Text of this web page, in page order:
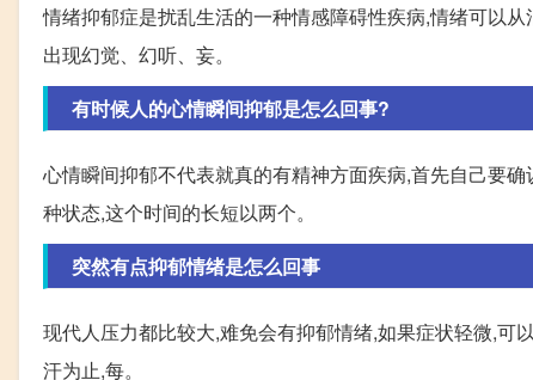
情绪抑郁症是扰乱生活的一种情感障碍性疾病,情绪可以
出现幻觉、幻听、妄。
有时候人的心情瞬间抑郁是怎么回事?
心情瞬间抑郁不代表就真的有精神方面疾病,首先自己要
种状态,这个时间的长短以两个。
突然有点抑郁情绪是怎么回事
现代人压力都比较大,难免会有抑郁情绪,如果症状轻微,可
汗为止,每。